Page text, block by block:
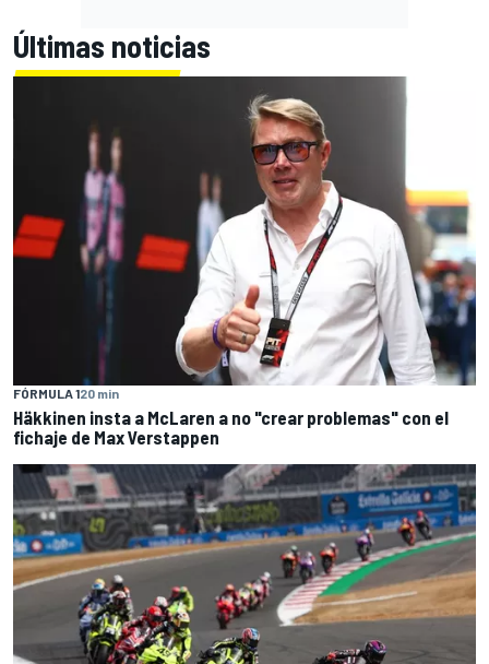
Últimas noticias
FÓRMULA 120 min
Häkkinen insta a McLaren a no "crear problemas" con el
fichaje de Max Verstappen